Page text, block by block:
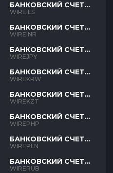
БАНКОВСКИЙ СЧЕТ
ILS
WIREILS
БАНКОВСКИЙ СЧЕТ
INR
WIREINR
БАНКОВСКИЙ СЧЕТ
JPY
WIREJPY
БАНКОВСКИЙ СЧЕТ
KRW
WIREKRW
БАНКОВСКИЙ СЧЕТ
KZT
WIREKZT
БАНКОВСКИЙ СЧЕТ
PHP
WIREPHP
БАНКОВСКИЙ СЧЕТ
PLN
WIREPLN
БАНКОВСКИЙ СЧЕТ
RUB
WIRERUB